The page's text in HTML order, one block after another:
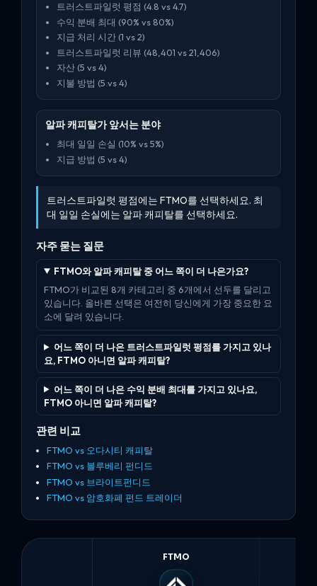
트러스트파일럿 평점 (4.8 vs 4.7)
수익 분배 최대 (90% vs 80%)
지급 처리 시간 (1 vs 2)
트러스트파일럿 리뷰 (48,401 vs 21,406)
자산 (5 vs 4)
지불 방법 (5 vs 4)
알파 캐피탈가 앞서는 분야
최대 일일 손실 (10% vs 5%)
지급 방법 (5 vs 4)
트러스트파일럿 평점에는 FTMO를 선택하세요. 최
대 일일 손실에는 알파 캐피탈를 선택하세요.
자주 묻는 질문
FTMO와 알파 캐피탈 중 어느 쪽이 더 나은가요?
FTMO가 비교된 8개 카테고리 중 6개에서 선두를 달리고
있습니다. 올바른 선택은 여전히 당신에게 가장 중요한 요
소에 달려 있습니다.
어느 쪽이 더 나은 트러스트파일럿 평점를 가지고 있나
요, FTMO 아니면 알파 캐피탈?
어느 쪽이 더 나은 수익 분배 최대를 가지고 있나요,
FTMO 아니면 알파 캐피탈?
관련 비교
FTMO vs 오다시티 캐피탈
FTMO vs 블루베리 펀디드
FTMO vs 브라이트펀디드
FTMO vs 암호화폐 펀드 트레이더
FTMO